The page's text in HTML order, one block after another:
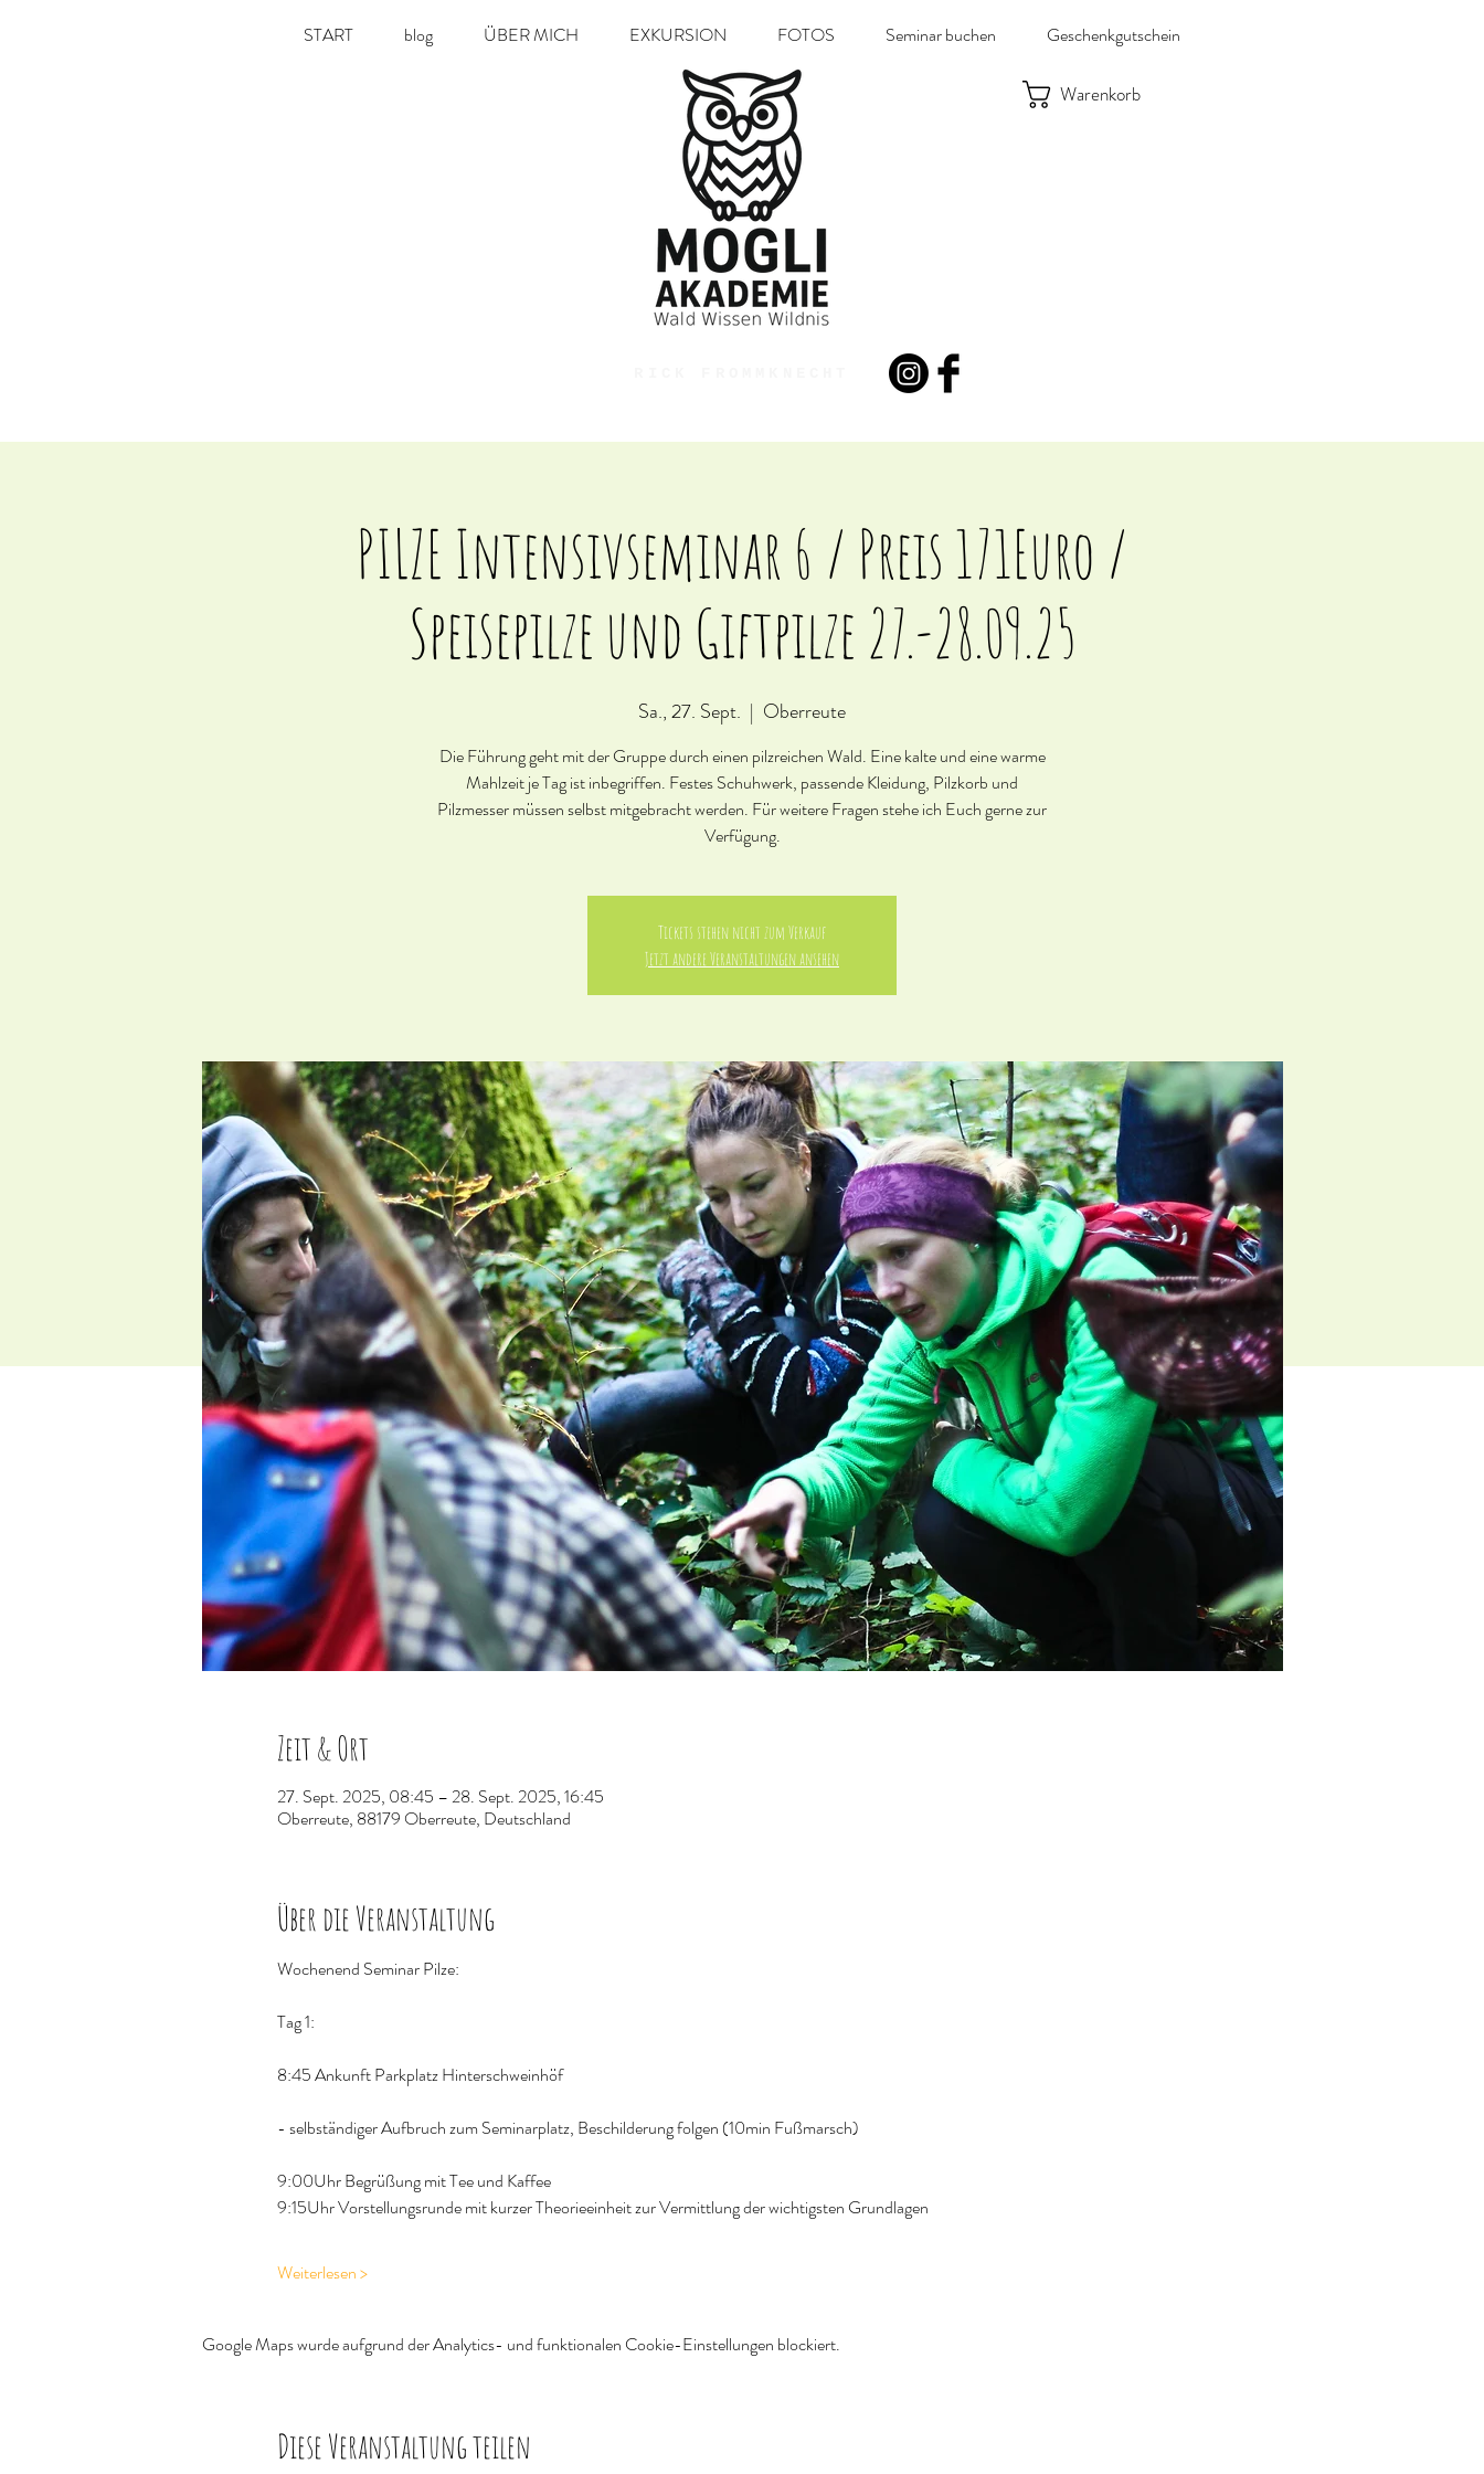
START blog ÜBER MICH EXKURSION FOTOS Seminar buchen Geschenkgutschein
Warenkorb
PILZE Intensivseminar 6 / Preis 171Euro /
Speisepilze und Giftpilze 27.-28.09.25
Sa., 27. Sept.
  |
Oberreute
Die Führung geht mit der Gruppe durch einen pilzreichen Wald. Eine kalte und eine warme
Mahlzeit je Tag ist inbegriffen. Festes Schuhwerk, passende Kleidung, Pilzkorb und
Pilzmesser müssen selbst mitgebracht werden. Für weitere Fragen stehe ich Euch gerne zur
Verfügung.
Tickets stehen nicht zum Verkauf
Jetzt andere Veranstaltungen ansehen
Zeit & Ort
27. Sept. 2025, 08:45 – 28. Sept. 2025, 16:45
Oberreute, 88179 Oberreute, Deutschland
Über die Veranstaltung
Wochenend Seminar Pilze:
Tag 1:
8:45 Ankunft Parkplatz Hinterschweinhöf
- selbständiger Aufbruch zum Seminarplatz, Beschilderung folgen (10min Fußmarsch)
9:00Uhr Begrüßung mit Tee und Kaffee
9:15Uhr Vorstellungsrunde mit kurzer Theorieeinheit zur Vermittlung der wichtigsten Grundlagen
Weiterlesen >
Google Maps wurde aufgrund der Analytics- und funktionalen Cookie-Einstellungen blockiert.
Diese Veranstaltung teilen